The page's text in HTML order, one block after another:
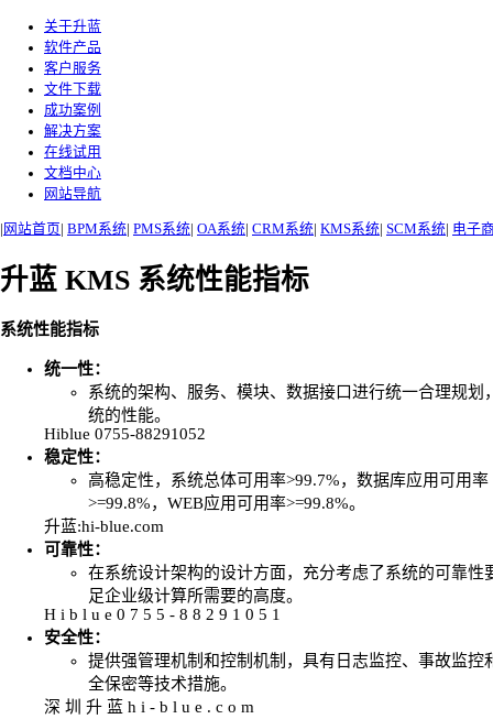
关于升蓝
软件产品
客户服务
文件下载
成功案例
解决方案
在线试用
文档中心
网站导航
| 网站首页| BPM系统| PMS系统| OA系统| CRM系统| KMS系统| SCM系统| 电子
升蓝 KMS 系统性能指标
系统性能指标
统一性：
系统的架构、服务、模块、数据接口进行统一合理规划
统的性能。
Hiblue 0755-88291052
稳定性：
高稳定性，系统总体可用率>99.7%，数据库应用可用率
>=99.8%，WEB应用可用率>=99.8%。
升蓝:hi-blue.com
可靠性：
在系统设计架构的设计方面，充分考虑了系统的可靠性
足企业级计算所需要的高度。
H i b l u e 0 7 5 5 - 8 8 2 9 1 0 5 1
安全性：
提供强管理机制和控制机制，具有日志监控、事故监控
全保密等技术措施。
深 圳 升 蓝 h i - b l u e . c o m